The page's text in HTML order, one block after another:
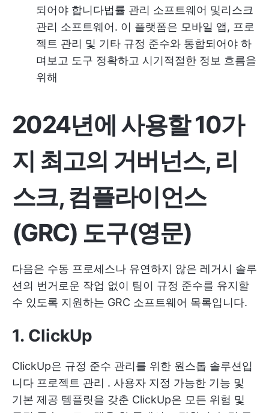
되어야 합니다법률 관리 소프트웨어 및리스크
관리 소프트웨어. 이 플랫폼은 모바일 앱, 프로
젝트 관리 및 기타 규정 준수와 통합되어야 하
며 보고 도구 정확하고 시기적절한 정보 흐름을
위해
2024년에 사용할 10가
지 최고의 거버넌스, 리
스크, 컴플라이언스
(GRC) 도구(영문)
다음은 수동 프로세스나 유연하지 않은 레거시 솔루
션의 번거로운 작업 없이 팀이 규정 준수를 유지할
수 있도록 지원하는 GRC 소프트웨어 목록입니다.
1. ClickUp
ClickUp은 규정 준수 관리를 위한 원스톱 솔루션입
니다 프로젝트 관리 . 사용자 지정 가능한 기능 및
기본 제공 템플릿을 갖춘 ClickUp은 모든 위험 및